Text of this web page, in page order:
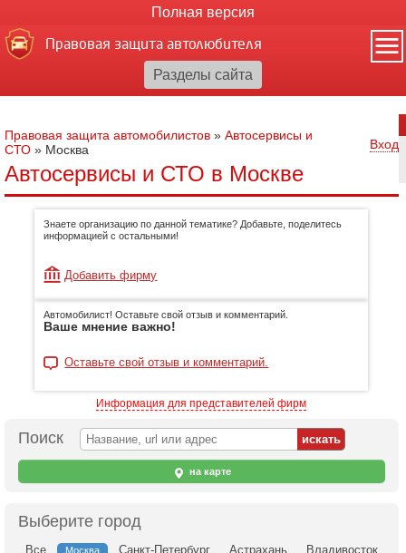
Полная версия
Правовая защита автолюбителя
Правовая защита автомобилистов » Автосервисы и
СТО » Москва Вход
Автосервисы и СТО в Москве
Знаете организацию по данной тематике? Добавьте, поделитесь
информацией с остальными!
Добавить фирму
Автомобилист! Оставьте свой отзыв и комментарий.
Ваше мнение важно!
Оставьте свой отзыв и комментарий.
Информация для представителей фирм
Поиск
на карте
Выберите город
Все Москва Санкт-Петербург Астрахань
Владивосток